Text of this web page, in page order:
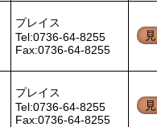
プレイス
Tel:0736-64-8255
Fax:0736-64-8255
プレイス
Tel:0736-64-8255
Fax:0736-64-8255